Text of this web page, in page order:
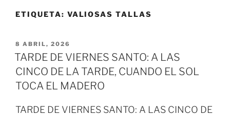
ETIQUETA: VALIOSAS TALLAS
PUBLICADO
EL
8 ABRIL, 2026
TARDE DE VIERNES SANTO: A LAS
CINCO DE LA TARDE, CUANDO EL SOL
TOCA EL MADERO
TARDE DE VIERNES SANTO: A LAS CINCO DE